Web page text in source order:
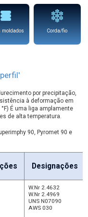
moldados Corda/fio
por precipitação,
à deformação em
É uma liga amplamente
de alta temperatura.
90, Pyromet 90 e
Designações
W.Nr 2.4632
W.Nr 2.4969
UNS N07090
AWS 030